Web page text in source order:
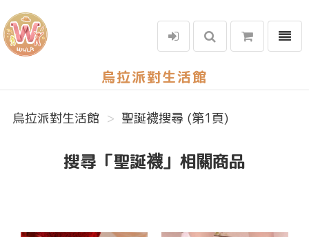
烏拉派對生活館
選單
烏拉派對生活館 聖誕襪搜尋 (第1頁)
搜尋「聖誕襪」相關商品